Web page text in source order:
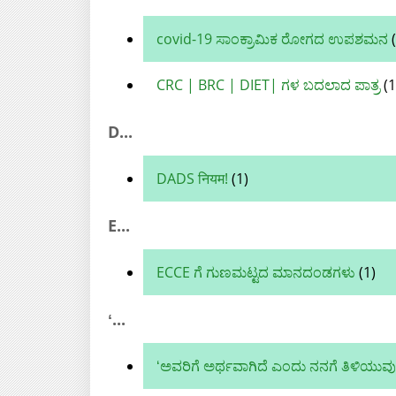
covid-19 ಸಾಂಕ್ರಾಮಿಕ ರೋಗದ ಉಪಶಮನ
CRC | BRC | DIET| ಗಳ ಬದಲಾದ ಪಾತ್ರ
D...
DADS नियम! (1)
E...
ECCE ಗೆ ಗುಣಮಟ್ಟದ ಮಾನದಂಡಗಳು (1)
ʻ...
ʻಅವರಿಗೆ ಅರ್ಥವಾಗಿದೆ ಎಂದು ನನಗೆ